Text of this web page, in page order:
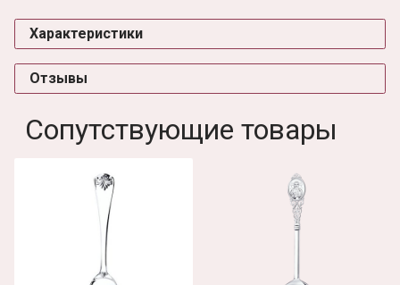
Характеристики
Отзывы
Сопутствующие товары